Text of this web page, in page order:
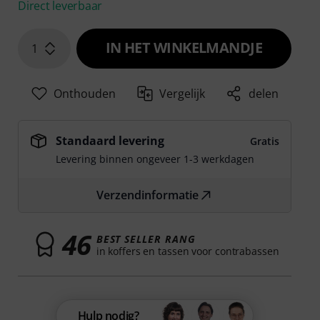
Direct leverbaar
1 IN HET WINKELMANDJE
Onthouden Vergelijk delen
Standaard levering
Gratis
Levering binnen ongeveer 1-3 werkdagen
Verzendinformatie
46 BEST SELLER RANG
in koffers en tassen voor contrabassen
Hulp nodig?